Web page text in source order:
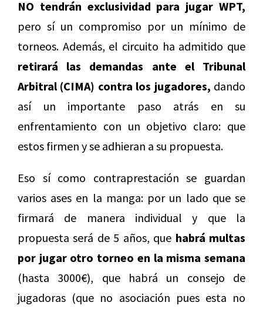
NO tendrán exclusividad para jugar WPT,
pero sí un compromiso por un mínimo de
torneos. Además, el circuito ha admitido que
retirará las demandas ante el Tribunal
Arbitral (CIMA) contra los jugadores, dando
así un importante paso atrás en su
enfrentamiento con un objetivo claro: que
estos firmen y se adhieran a su propuesta.
Eso sí como contraprestación se guardan
varios ases en la manga: por un lado que se
firmará de manera individual y que la
propuesta será de 5 años, que habrá multas
por jugar otro torneo en la misma semana
(hasta 3000€), que habrá un consejo de
jugadoras (que no asociación pues esta no